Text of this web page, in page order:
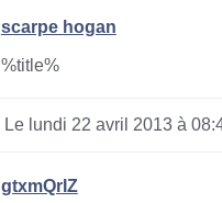
scarpe hogan
%title%
Le lundi 22 avril 2013 à
gtxmQrIZ